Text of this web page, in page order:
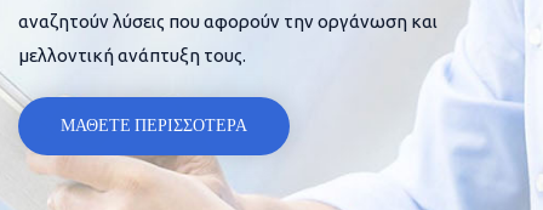
αναζητούν λύσεις που αφορούν την οργάνωση και
μελλοντική ανάπτυξη τους.
ΜΑΘΕΤΕ ΠΕΡΙΣΣΟΤΕΡΑ